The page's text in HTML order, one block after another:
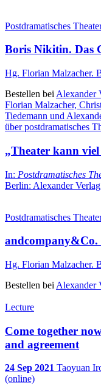
Postdramatisches
Boris Nikitin. Das
Hg. Florian Malzacher.
Bestellen bei Alexander
Florian Malzacher,
Tiedemann und
über postdramatisches
„Theater kann viel
In: Postdramatisches
Berlin: Alexander
Postdramatisches
Hg. Florian Malzacher.
Bestellen bei Alexander
Lecture
Come together
and agreement
24 Sep 2021 Taoyuan
(online)